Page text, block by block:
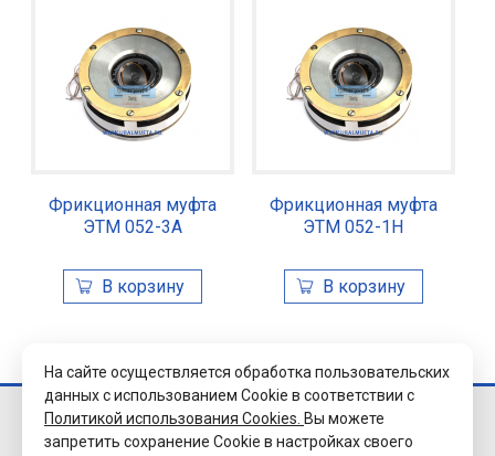
Фрикционная муфта
ЭТМ 052-3А
Фрикционная муфта
ЭТМ 052-1Н
© 2026 Завод
«Уралэлектромуфта»
На сайте осуществляется обработка пользовательских
данных с использованием Cookie в соответствии с
Политикой использования Cookies. Вы можете
запретить сохранение Cookie в настройках своего